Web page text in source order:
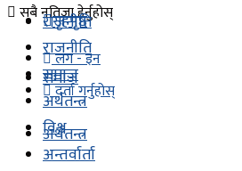
सबै नतिजा हेर्नुहोस्
लग - इन
दर्ता गर्नुहोस्
राजनीति
समाज
अर्थतन्त्र
गृहपृष्ठ
राजनीति
समाज
अर्थतन्त्र
विश्व
अन्तर्वार्ता